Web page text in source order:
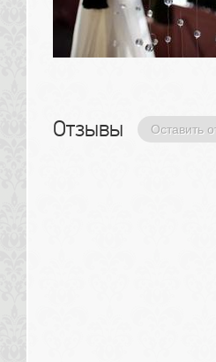
Отзывы Оставить